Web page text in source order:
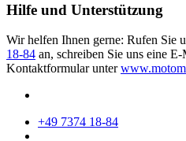
Hilfe und Unterstützung
Wir helfen Ihnen gerne: Rufen Sie
18-84 an, schreiben Sie uns eine
Kontaktformular unter
+49 7374 18-84